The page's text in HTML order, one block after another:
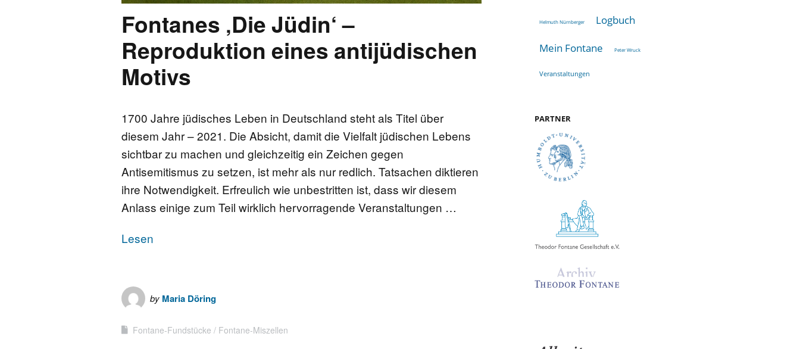
Fontanes ‚Die Jüdin‘ –
Reproduktion eines antijüdischen
Motivs
1700 Jahre jüdisches Leben in Deutschland steht als Titel über
diesem Jahr – 2021. Die Absicht, damit die Vielfalt jüdischen Lebens
sichtbar zu machen und gleichzeitig ein Zeichen gegen
Antisemitismus zu setzen, ist mehr als nur redlich. Tatsachen diktieren
ihre Notwendigkeit. Erfreulich wie unbestritten ist, dass wir diesem
Anlass einige zum Teil wirklich hervorragende Veranstaltungen …
Lesen
by Maria Döring
Fontane-Fundstücke Fontane-Miszellen
Helmuth Nürnberger Logbuch
Mein Fontane Peter Wruck
Veranstaltungen
PARTNER